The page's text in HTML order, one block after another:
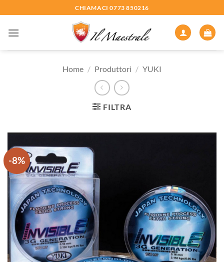
ai
contenuti
CHIAMACI 0773 850216
Home / Produttori / YUKI
FILTRA
-8%